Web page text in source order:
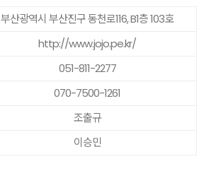
부산광역시 부산진구 동천로116, B1층 103호
http://www.jojo.pe.kr/
051-811-2277
070-7500-1261
조출규
이승민